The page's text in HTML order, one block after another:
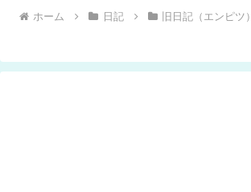
ホーム 日記 旧日記（エンピツ）